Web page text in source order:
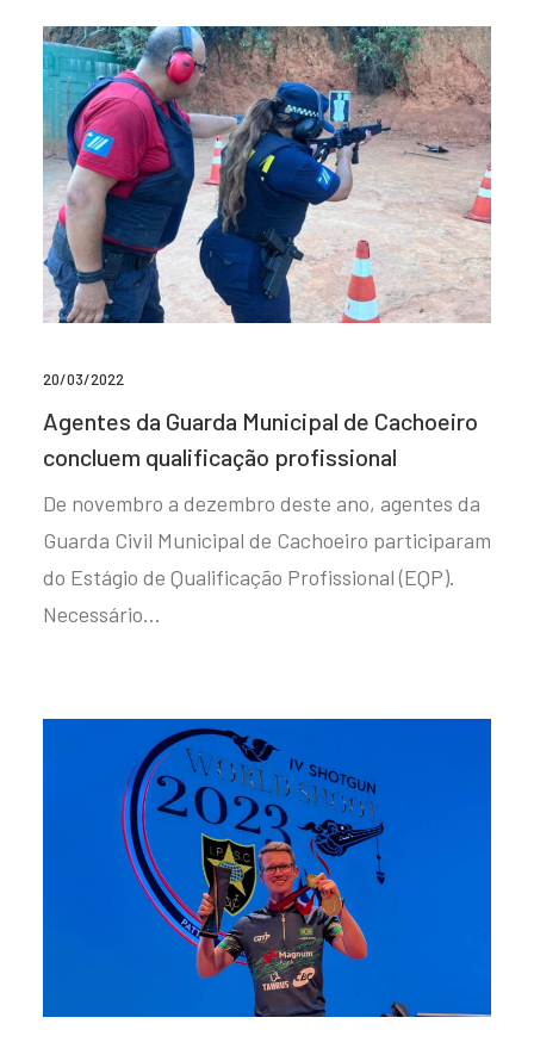
20/03/2022
Agentes da Guarda Municipal de Cachoeiro
concluem qualificação profissional
De novembro a dezembro deste ano, agentes da
Guarda Civil Municipal de Cachoeiro participaram
do Estágio de Qualificação Profissional (EQP).
Necessário…